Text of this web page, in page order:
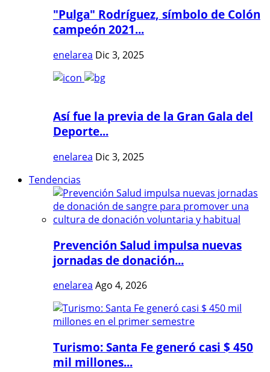
"Pulga" Rodríguez, símbolo de Colón
campeón 2021...
enelarea Dic 3, 2025
Así fue la previa de la Gran Gala del
Deporte...
enelarea Dic 3, 2025
Tendencias
Prevención Salud impulsa nuevas
jornadas de donación...
enelarea Ago 4, 2026
Turismo: Santa Fe generó casi $ 450
mil millones...